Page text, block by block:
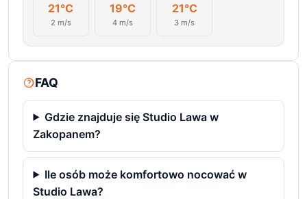
21°C
2 m/s
19°C
4 m/s
21°C
3 m/s
FAQ
Gdzie znajduje się Studio Lawa w
Zakopanem?
Ile osób może komfortowo nocować w
Studio Lawa?